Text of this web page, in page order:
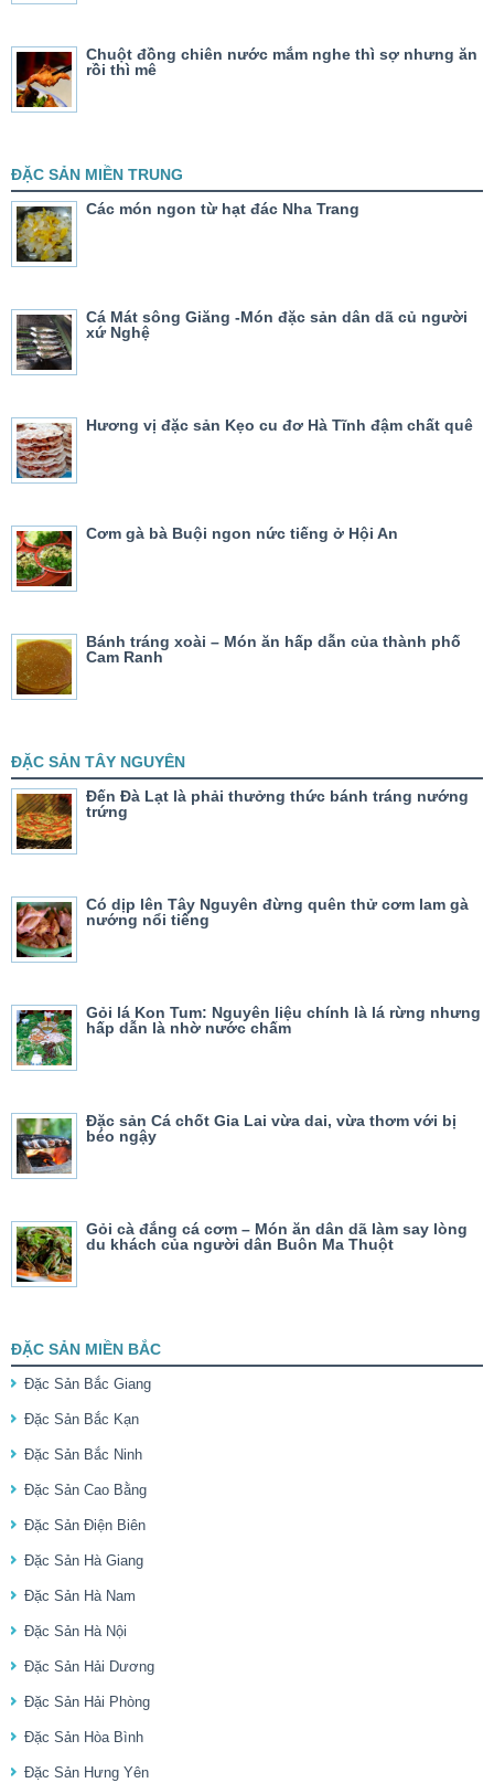
Chuột đồng chiên nước mắm nghe thì sợ nhưng ăn
rồi thì mê
ĐẶC SẢN MIỀN TRUNG
Các món ngon từ hạt đác Nha Trang
Cá Mát sông Giăng -Món đặc sản dân dã củ người
xứ Nghệ
Hương vị đặc sản Kẹo cu đơ Hà Tĩnh đậm chất quê
Cơm gà bà Buội ngon nức tiếng ở Hội An
Bánh tráng xoài – Món ăn hấp dẫn của thành phố
Cam Ranh
ĐẶC SẢN TÂY NGUYÊN
Đến Đà Lạt là phải thưởng thức bánh tráng nướng
trứng
Có dịp lên Tây Nguyên đừng quên thử cơm lam gà
nướng nổi tiếng
Gỏi lá Kon Tum: Nguyên liệu chính là lá rừng nhưng
hấp dẫn là nhờ nước chấm
Đặc sản Cá chốt Gia Lai vừa dai, vừa thơm với bị
béo ngậy
Gỏi cà đắng cá cơm – Món ăn dân dã làm say lòng
du khách của người dân Buôn Ma Thuột
ĐẶC SẢN MIỀN BẮC
Đặc Sản Bắc Giang
Đặc Sản Bắc Kạn
Đặc Sản Bắc Ninh
Đặc Sản Cao Bằng
Đặc Sản Điện Biên
Đặc Sản Hà Giang
Đặc Sản Hà Nam
Đặc Sản Hà Nội
Đặc Sản Hải Dương
Đặc Sản Hải Phòng
Đặc Sản Hòa Bình
Đặc Sản Hưng Yên